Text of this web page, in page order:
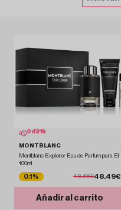
0 d 21 h
MONTBLANC
Montblanc Explorer Eau de Parfum para Él
100ml
0.1% 48.55€48.49€
Añadir al carrito